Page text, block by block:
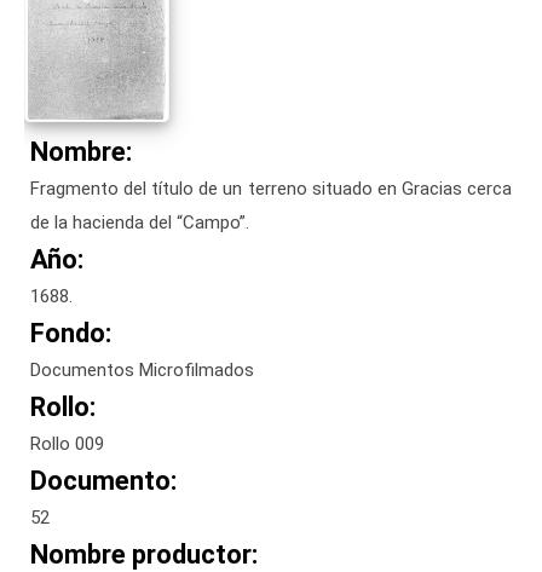
Nombre:
Fragmento del título de un terreno situado en Gracias cerca
de la hacienda del “Campo”.
Año:
1688.
Fondo:
Documentos Microfilmados
Rollo:
Rollo 009
Documento:
52
Nombre productor: